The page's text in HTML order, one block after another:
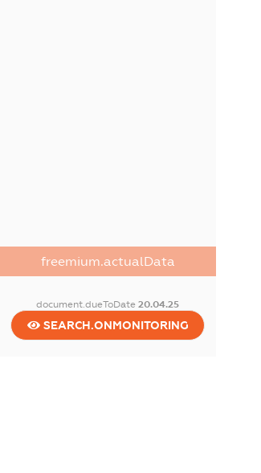
freemium.actualData
document.dueToDate20.04.25
SEARCH.ONMONITORING